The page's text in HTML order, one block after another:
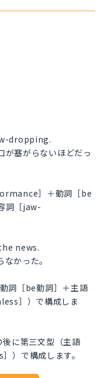
dropping.
が塞がらないほどだっ
］＋動詞［be
詞［jaw-
news.
かった。
詞［be動詞］＋主語
］）で構成しま
に第三文型（主語
）で構成します。